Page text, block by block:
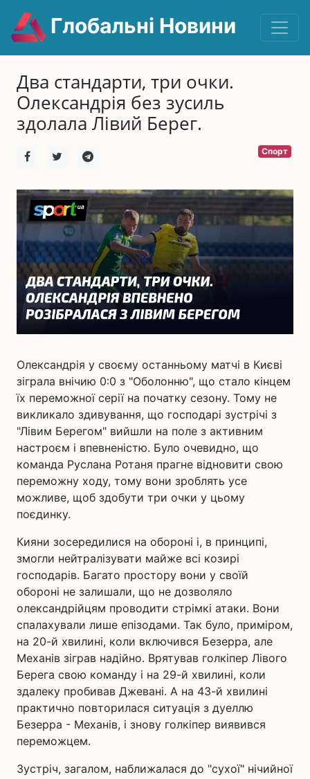
Глобальні Новини
Два стандарти, три очки.
Олександрія без зусиль
здолала Лівий Берег.
Спорт
Олександрія у своєму останньому матчі в Києві
зіграла внічию 0:0 з "Оболонню", що стало кінцем
їх переможної серії на початку сезону. Тому не
викликало здивування, що господарі зустрічі з
"Лівим Берегом" вийшли на поле з активним
настроєм і впевненістю. Було очевидно, що
команда Руслана Ротаня прагне відновити свою
переможну ходу, тому вони зроблять усе
можливе, щоб здобути три очки у цьому
поєдинку.
Кияни зосередилися на обороні і, в принципі,
змогли нейтралізувати майже всі козирі
господарів. Багато простору вони у своїй
обороні не залишали, що не дозволяло
олександрійцям проводити стрімкі атаки. Вони
спалахували лише епізодами. Так було, приміром,
на 20-й хвилині, коли включився Безерра, але
Механів зіграв надійно. Врятував голкіпер Лівого
Берега свою команду і на 29-й хвилині, коли
здалеку пробивав Джевані. А на 43-й хвилині
практично повторилася ситуація з дуеллю
Безерра - Механів, і знову голкіпер виявився
переможцем.
Зустріч, загалом, наближалася до "сухої" нічийної